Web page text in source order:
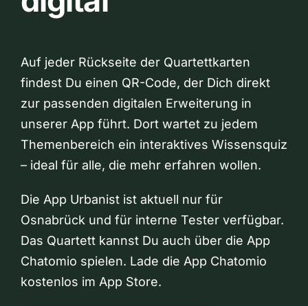
Auf jeder Rückseite der Quartettkarten
findest Du einen QR-Code, der Dich direkt
zur passenden digitalen Erweiterung in
unserer App führt. Dort wartet zu jedem
Themenbereich ein interaktives Wissensquiz
– ideal für alle, die mehr erfahren wollen.
Die App Urbanist ist aktuell nur für
Osnabrück und für interne Tester verfügbar.
Das Quartett kannst Du auch über die App
Chatomio spielen. Lade die App Chatomio
kostenlos im App Store.